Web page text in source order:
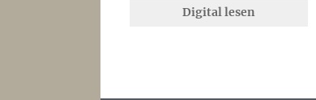
Digital lesen